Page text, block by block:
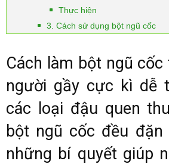
Thực hiện
3. Cách sử dụng bột ngũ cốc
Cách làm bột ngũ
người gầy cực kì dễ
các loại đậu quen
bột ngũ cốc đều
những bí quyết giúp